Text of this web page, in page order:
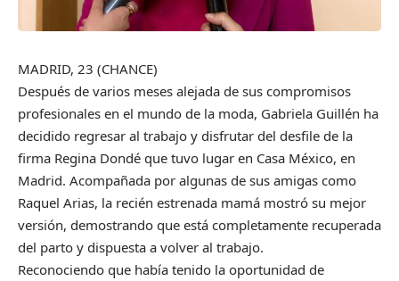
MADRID, 23 (CHANCE)
Después de varios meses alejada de sus compromisos
profesionales en el mundo de la moda, Gabriela Guillén ha
decidido regresar al trabajo y disfrutar del desfile de la
firma Regina Dondé que tuvo lugar en Casa México, en
Madrid. Acompañada por algunas de sus amigas como
Raquel Arias, la recién estrenada mamá mostró su mejor
versión, demostrando que está completamente recuperada
del parto y dispuesta a volver al trabajo.
Reconociendo que había tenido la oportunidad de